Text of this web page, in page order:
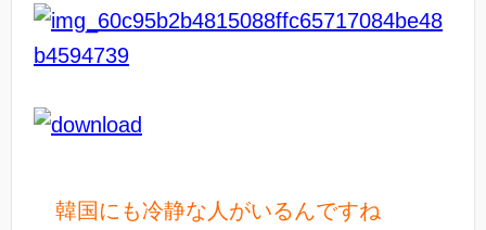
韓国にも冷静な人がいるんですね